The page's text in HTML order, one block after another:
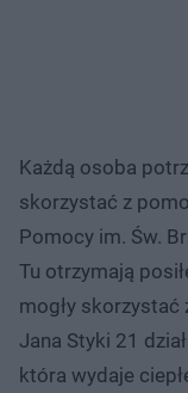
Każdą osoba
skorzystać z
Pomocy im. Św.
Tu otrzymają
mogły skorzystać
Jana Styki 21
która wydaje